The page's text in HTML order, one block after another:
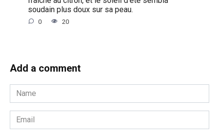
soudain plus doux sur sa peau.
0 20
Add a comment
Name
*
Email
*